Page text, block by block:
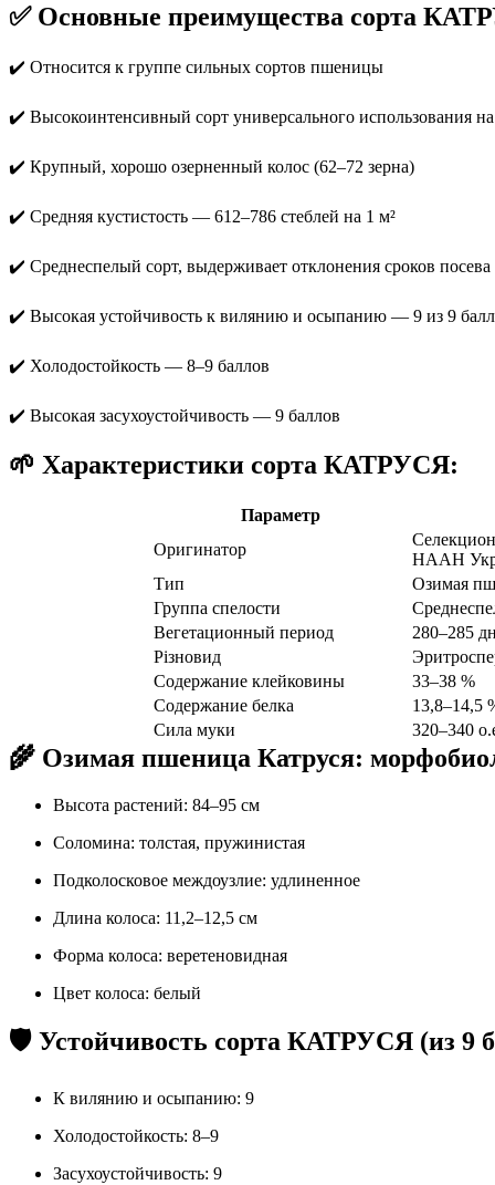
✅ Основные преимущества сорта
✔️ Относится к группе сильных сортов пшеницы
✔️ Высокоинтенсивный сорт универсального использования
✔️ Крупный, хорошо озерненный колос (62–72 зерна)
✔️ Средняя кустистость — 612–786 стеблей на 1 м²
✔️ Среднеспелый сорт, выдерживает отклонения сроков
✔️ Высокая устойчивость к вилянию и осыпанию — 9 из 9
✔️ Холодостойкость — 8–9 баллов
✔️ Высокая засухоустойчивость — 9 баллов
🌱 Характеристики сорта КАТРУСЯ:
Параметр
Оригинатор
НААН
Тип
Озимая
Группа спелости
Вегетационный период
280–285
Різновид
Содержание клейковины
33–38 %
Содержание белка
13,8–14,5
Сила муки
320–340
🌾 Озимая пшеница Катруся:
Высота растений: 84–95 см
Соломина: толстая, пружинистая
Подколосковое междоузлие: удлиненное
Длина колоса: 11,2–12,5 см
Форма колоса: веретеновидная
Цвет колоса: белый
🛡 Устойчивость сорта КАТРУСЯ (из 9
К вилянию и осыпанию: 9
Холодостойкость: 8–9
Засухоустойчивость: 9